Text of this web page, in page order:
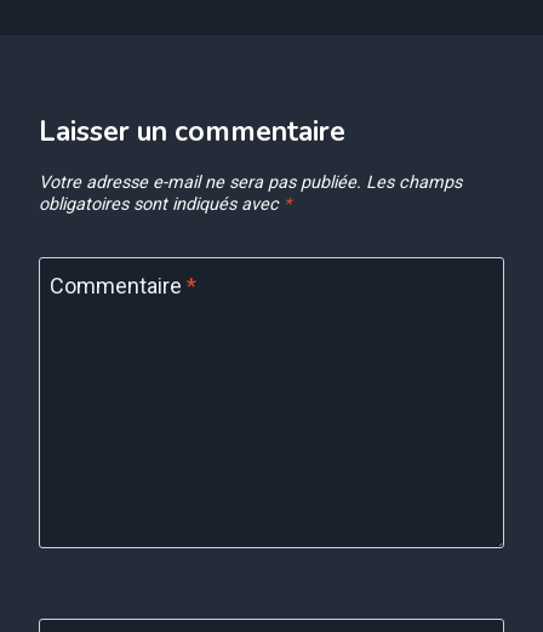
Laisser un commentaire
Votre adresse e-mail ne sera pas publiée. Les champs
obligatoires sont indiqués avec *
Commentaire *